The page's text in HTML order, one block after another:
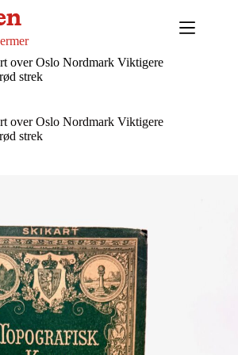
over Oslo Nordmark Viktigere
strek
over Oslo Nordmark Viktigere
strek